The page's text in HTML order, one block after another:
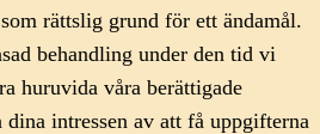
rättslig grund för ett ändamål.
behandling under den tid vi
huruvida våra berättigade
dina intressen av att få uppgifterna